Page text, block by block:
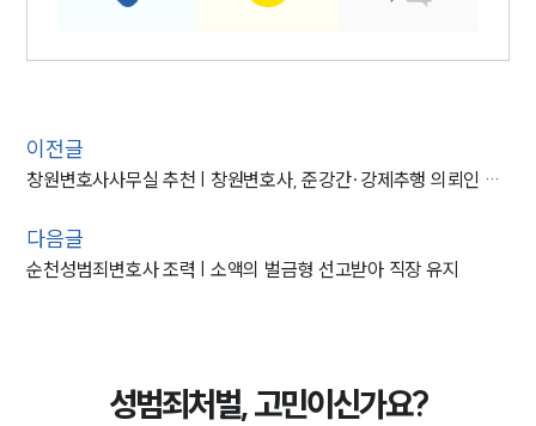
이전글
창원변호사사무실 추천 | 창원변호사, 준강간∙강제추행 의뢰인 억울함 풀어 사건 마무리
다음글
순천성범죄변호사 조력 | 소액의 벌금형 선고받아 직장 유지
성범죄처벌, 고민이신가요?